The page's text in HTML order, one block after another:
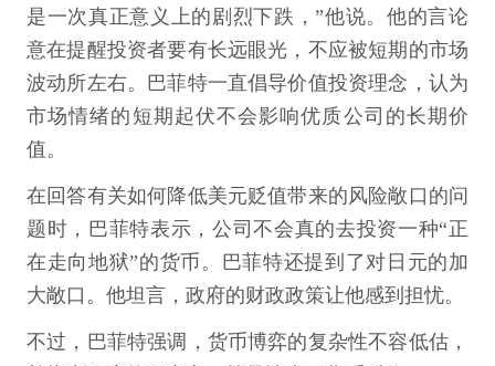
是一次真正意义上的剧烈下跌，”他说。他的言论
意在提醒投资者要有长远眼光，不应被短期的市场
波动所左右。巴菲特一直倡导价值投资理念，认为
市场情绪的短期起伏不会影响优质公司的长期价
值。
在回答有关如何降低美元贬值带来的风险敞口的问
题时，巴菲特表示，公司不会真的去投资一种“正
在走向地狱”的货币。巴菲特还提到了对日元的加
大敞口。他坦言，政府的财政政策让他感到担忧。
不过，巴菲特强调，货币博弈的复杂性不容低估，